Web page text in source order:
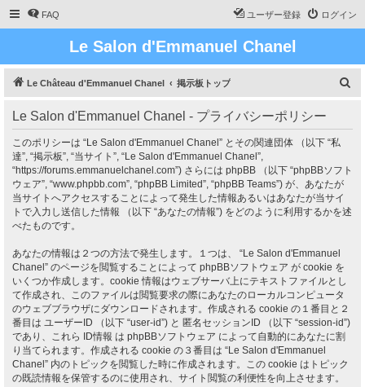
FAQ ログイン
ユーザー登録
Le Salon d'Emmanuel Chanel
Le Château d'Emmanuel Chanel 掲示板トップ
Le Salon d'Emmanuel Chanel - プライバシーポリシー
このポリシーは “Le Salon d'Emmanuel Chanel” とその関連団体 （以下 “私
達”, “掲示板”, “当サイト”, “Le Salon d'Emmanuel Chanel”,
“https://forums.emmanuelchanel.com”) さらには phpBB （以下 “phpBBソフト
ウェア”, “www.phpbb.com”, “phpBB Limited”, “phpBB Teams”) が、あなたが
当サイトへアクセスすることによって発生した情報あるいはあなたが当サイ
トで入力し送信した情報 （以下 “あなたの情報”) をどのように利用するかを述
べたものです。
あなたの情報は２つの方法で発生します。１つは、 “Le Salon d'Emmanuel
Chanel” のページを閲覧することによって phpBBソフトウェア が cookie を
いくつか作成します。cookie 情報はウェブサーバ上にテキストファイルとし
て作成され、このファイルは閲覧要求の際にあなたのローカルコンピュータ
のウェブブラウザにダウンロードされます。作成される cookie の１番目と２
番目は ユーザーID （以下 “user-id”) と 匿名セッションID （以下 “session-id”)
であり、これら ID情報 は phpBBソフトウェア によって自動的にあなたに割
り当てられます。作成される cookie の３番目は “Le Salon d'Emmanuel
Chanel” 内のトピックを閲覧した時に作成されます。この cookie はトピック
の既読情報を保管するのに使用され、サイト閲覧の利便性を向上させます。